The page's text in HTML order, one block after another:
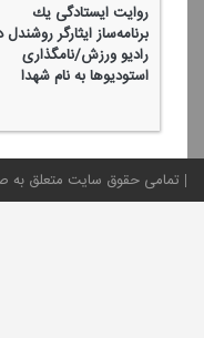
روایت ایستادگی یك
برنامه‌ساز ایثارگر روشندل
رادیو ورزش/نامگذاری
استودیوها به نام شهدا
تمامی حقوق سایت متعلق به